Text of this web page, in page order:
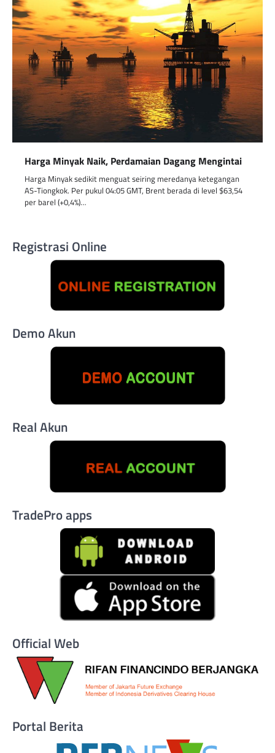
Harga Minyak Naik, Perdamaian Dagang Mengintai
Harga Minyak sedikit menguat seiring meredanya ketegangan
AS-Tiongkok. Per pukul 04:05 GMT, Brent berada di level $63,54
per barel (+0,4%)…
Registrasi Online
Demo Akun
Real Akun
TradePro apps
Official Web
Portal Berita